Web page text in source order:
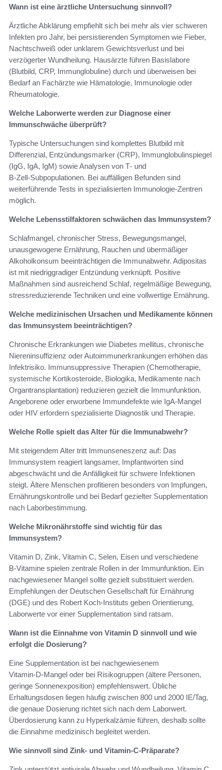
Wann ist eine ärztliche Untersuchung sinnvoll?
Ärztliche Abklärung empfiehlt sich bei mehr als vier schweren
Infekten pro Jahr, bei persistierenden Symptomen wie Fieber,
Nachtschweiß oder unklarem Gewichtsverlust und bei
verzögerter Wundheilung. Hausärzte führen Basislabore
(Blutbild, CRP, Immunglobuline) durch und überweisen bei
Bedarf an Fachärzte wie Hämatologie, Immunologie oder
Rheumatologie.
Welche Laborwerte werden zur Diagnose einer
Immunschwäche überprüft?
Typische Untersuchungen sind komplettes Blutbild mit
Differenzial, Entzündungsmarker (CRP), Immunglobulinspiegel
(IgG, IgA, IgM) sowie Analysen von T‑ und
B‑Zell‑Subpopulationen. Bei auffälligen Befunden sind
weiterführende Tests in spezialisierten Immunologie‑Zentren
möglich.
Welche Lebensstilfaktoren schwächen das Immunsystem?
Schlafmangel, chronischer Stress, Bewegungsmangel,
unausgewogene Ernährung, Rauchen und übermäßiger
Alkoholkonsum beeinträchtigen die Immunabwehr. Adipositas
ist mit niedriggradiger Entzündung verknüpft. Positive
Maßnahmen sind ausreichend Schlaf, regelmäßige Bewegung,
stressreduzierende Techniken und eine vollwertige Ernährung.
Welche medizinischen Ursachen und Medikamente können
das Immunsystem beeinträchtigen?
Chronische Erkrankungen wie Diabetes mellitus, chronische
Niereninsuffizienz oder Autoimmunerkrankungen erhöhen das
Infektrisiko. Immunsuppressive Therapien (Chemotherapie,
systemische Kortikosteroide, Biologika, Medikamente nach
Organtransplantation) reduzieren gezielt die Immunfunktion.
Angeborene oder erworbene Immundefekte wie IgA‑Mangel
oder HIV erfordern spezialisierte Diagnostik und Therapie.
Welche Rolle spielt das Alter für die Immunabwehr?
Mit steigendem Alter tritt Immunseneszenz auf: Das
Immunsystem reagiert langsamer, Impfantworten sind
abgeschwächt und die Anfälligkeit für schwere Infektionen
steigt. Ältere Menschen profitieren besonders von Impfungen,
Ernährungskontrolle und bei Bedarf gezielter Supplementation
nach Laborbestimmung.
Welche Mikronährstoffe sind wichtig für das
Immunsystem?
Vitamin D, Zink, Vitamin C, Selen, Eisen und verschiedene
B‑Vitamine spielen zentrale Rollen in der Immunfunktion. Ein
nachgewiesener Mangel sollte gezielt substituiert werden.
Empfehlungen der Deutschen Gesellschaft für Ernährung
(DGE) und des Robert Koch‑Instituts geben Orientierung,
Laborwerte vor einer Supplementation sind ratsam.
Wann ist die Einnahme von Vitamin D sinnvoll und wie
erfolgt die Dosierung?
Eine Supplementation ist bei nachgewiesenem
Vitamin‑D‑Mangel oder bei Risikogruppen (ältere Personen,
geringe Sonnenexposition) empfehlenswert. Übliche
Erhaltungsdosen liegen häufig zwischen 800 und 2000 IE/Tag,
die genaue Dosierung richtet sich nach dem Laborwert.
Überdosierung kann zu Hyperkalzämie führen, deshalb sollte
die Einnahme medizinisch begleitet werden.
Wie sinnvoll sind Zink‑ und Vitamin‑C‑Präparate?